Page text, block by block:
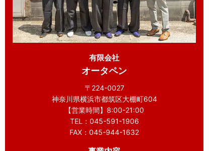
有限会社
オータペン
〒224-0027
神奈川県横浜市都筑区大棚町604
【営業時間】8:00-21:00
TEL：045-591-1906
FAX：045-944-1632